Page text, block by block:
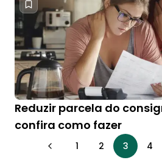
Reduzir parcela do
confira como fazer
1 2 3 4